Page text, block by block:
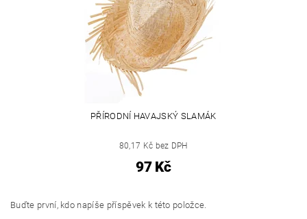
PŘÍRODNÍ HAVAJSKÝ SLAMÁK
80,17 Kč bez DPH
97 Kč
Buďte první, kdo napíše příspěvek k této položce.